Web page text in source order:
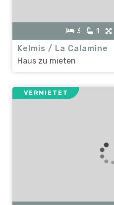
3 1
Kelmis / La Calamine
Haus zu mieten
VERMIETET